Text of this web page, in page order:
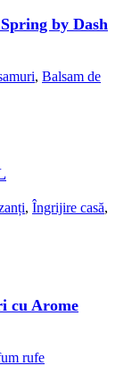
by Dash
, Balsam de
, Îngrijire casă,
cu Arome
rufe